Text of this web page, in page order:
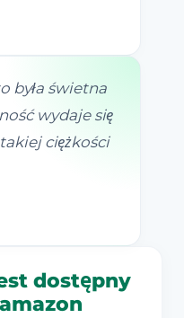
była świetna
wydaje się
ciężkości
dostępny